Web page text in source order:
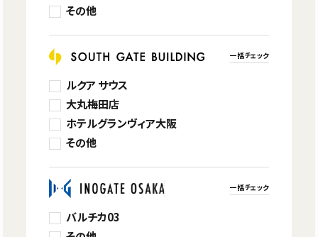
その他
一括チェック
ルクア サウス
大丸梅田店
ホテルグランヴィア大阪
その他
一括チェック
バルチカ03